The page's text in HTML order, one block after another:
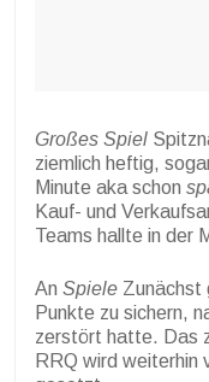
Großes Spiel
ziemlich heftig,
Minute aka schon
Kauf- und
Teams hallte in der
An Spiele Zunächst
Punkte zu sichern,
zerstört hatte. Das
RRQ wird weiterhin